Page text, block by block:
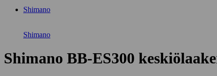
Shimano
Shimano
Shimano BB-ES300